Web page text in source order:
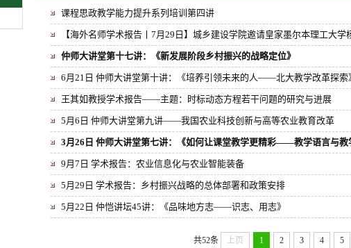
课程思政教学能力提升系列培训第四讲
【海外名师学术报告丨7月29日】城乡建设学院邀请皇家墨尔本理工大
仲师大讲堂第十七讲：《新发展阶段乡村振兴的战略定位》
6月21日 仲师大讲堂第十讲：《培养引领未来的人——北大教学改革探索
王其如教授学术报告——主题：时标动态方程若干问题的研究与进展
5月6日 仲师大讲堂第九讲——我国农业科技创新与高等农业教育改革
3月26日 仲师大讲堂第七讲：《如何让课堂教学更精彩——教学语言与教
9月7日 学术报告：农业信息化与农业智能装备
5月29日 学术报告：乡村振兴战略的总体部署和政策安排
5月22日 仲恺讲坛45讲：《品味地方志——识志、用志》
共52条 上页 1 2 3 4 5